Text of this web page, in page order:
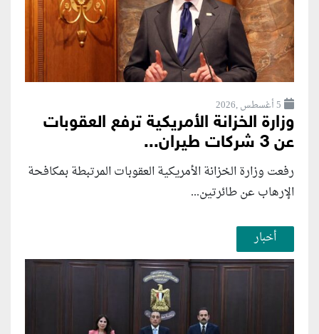
5 أغسطس ,2026
وزارة الخزانة الأمريكية ترفع العقوبات
عن 3 شركات طيران...
رفعت وزارة الخزانة الأمريكية العقوبات المرتبطة بمكافحة
الإرهاب عن طائرتين...
أخبار